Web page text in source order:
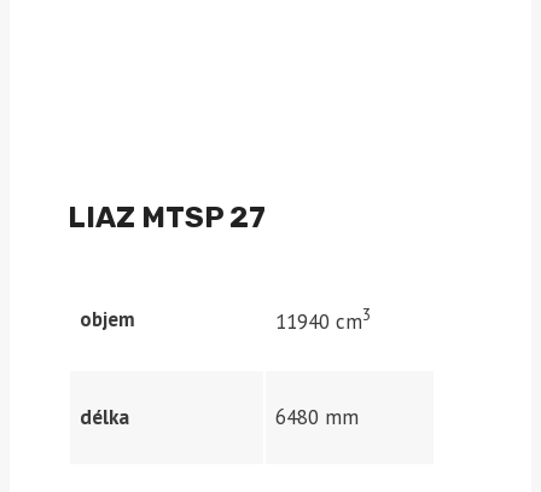
LIAZ MTSP 27
objem 11940 cm3
délka 6480 mm